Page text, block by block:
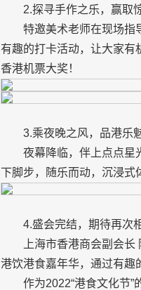
2.探寻手作之乐，赢取
特邀美术老师在现场指
有趣的打卡活动，让大家有
香港机票大奖！
3.乘夜晚之风，品港乐
夜幕降临，伴上点点星
下脚步，随乐而动，沉浸式
4.盛会完结，期待再次
上海市香港商会副会
港饮港食嘉年华，通过有趣
作为2022“港食文化节